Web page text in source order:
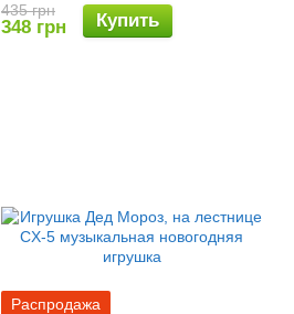
435 грн
348 грн Купить
Распродажа